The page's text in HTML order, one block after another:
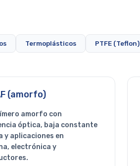
Termoplásticos PTFE (Teflon)
(amorfo)
amorfo con
óptica, baja constante
y aplicaciones en
electrónica y